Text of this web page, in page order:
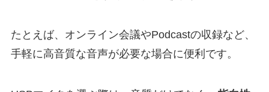
たとえば、オンライン会議やPodcastの収録など、
手軽に高音質な音声が必要な場合に便利です。